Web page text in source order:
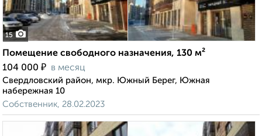
15
Помещение свободного назначения, 130 м²
104 000 ₽ в месяц
Свердловский район, мкр. Южный Берег, Южная
набережная 10
Собственник, 28.02.2023